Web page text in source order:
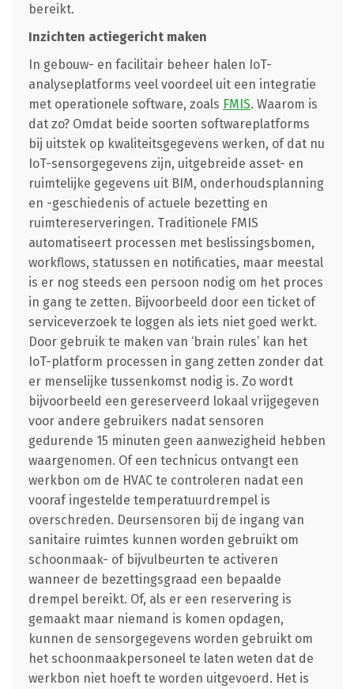
bereikt.
Inzichten actiegericht maken
In gebouw- en facilitair beheer halen IoT-
analyseplatforms veel voordeel uit een integratie
met operationele software, zoals FMIS. Waarom is
dat zo? Omdat beide soorten softwareplatforms
bij uitstek op kwaliteitsgegevens werken, of dat nu
IoT-sensorgegevens zijn, uitgebreide asset- en
ruimtelijke gegevens uit BIM, onderhoudsplanning
en -geschiedenis of actuele bezetting en
ruimtereserveringen. Traditionele FMIS
automatiseert processen met beslissingsbomen,
workflows, statussen en notificaties, maar meestal
is er nog steeds een persoon nodig om het proces
in gang te zetten. Bijvoorbeeld door een ticket of
serviceverzoek te loggen als iets niet goed werkt.
Door gebruik te maken van ‘brain rules’ kan het
IoT-platform processen in gang zetten zonder dat
er menselijke tussenkomst nodig is. Zo wordt
bijvoorbeeld een gereserveerd lokaal vrijgegeven
voor andere gebruikers nadat sensoren
gedurende 15 minuten geen aanwezigheid hebben
waargenomen. Of een technicus ontvangt een
werkbon om de HVAC te controleren nadat een
vooraf ingestelde temperatuurdrempel is
overschreden. Deursensoren bij de ingang van
sanitaire ruimtes kunnen worden gebruikt om
schoonmaak- of bijvulbeurten te activeren
wanneer de bezettingsgraad een bepaalde
drempel bereikt. Of, als er een reservering is
gemaakt maar niemand is komen opdagen,
kunnen de sensorgegevens worden gebruikt om
het schoonmaakpersoneel te laten weten dat de
werkbon niet hoeft te worden uitgevoerd. Het is